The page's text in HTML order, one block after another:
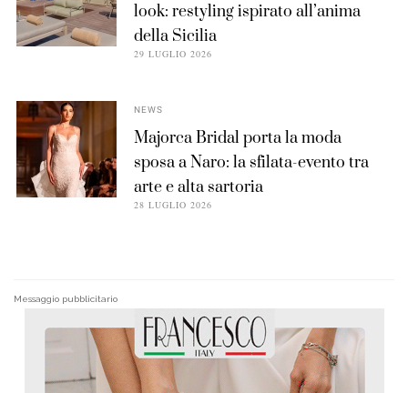
look: restyling ispirato all’anima
della Sicilia
29 LUGLIO 2026
NEWS
Majorca Bridal porta la moda
sposa a Naro: la sfilata-evento tra
arte e alta sartoria
28 LUGLIO 2026
Messaggio pubblicitario